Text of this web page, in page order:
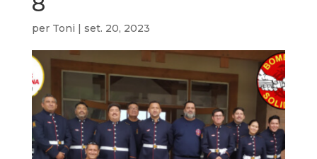
per Toni | set. 20, 2023